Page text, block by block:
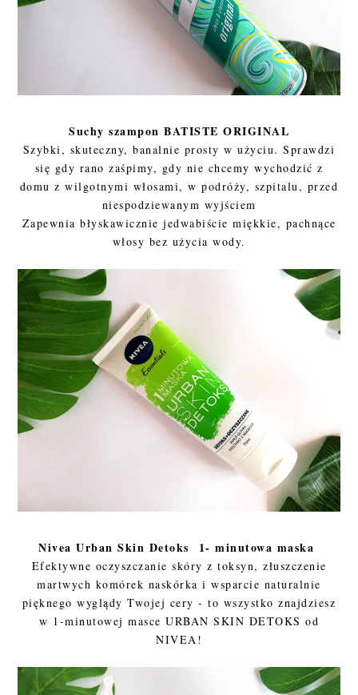
Suchy szampon BATISTE ORIGINAL
Szybki, skuteczny, banalnie prosty w użyciu. Sprawdzi
się gdy rano zaśpimy, gdy nie chcemy wychodzić z
domu z wilgotnymi włosami, w podróży, szpitalu, przed
niespodziewanym wyjściem
Zapewnia błyskawicznie jedwabiście miękkie, pachnące
włosy bez użycia wody.
Nivea Urban Skin Detoks 1- minutowa maska
Efektywne oczyszczanie skóry z toksyn, złuszczenie
martwych komórek naskórka i wsparcie naturalnie
pięknego wyglądy Twojej cery - to wszystko znajdziesz
w 1-minutowej masce URBAN SKIN DETOKS od
NIVEA!